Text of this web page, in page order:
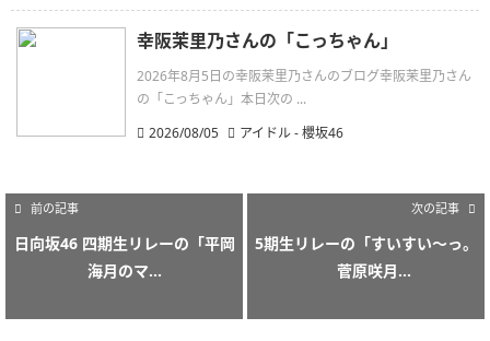
幸阪茉里乃さんの「こっちゃん」
2026年8月5日の幸阪茉里乃さんのブログ幸阪茉里乃さん
の「こっちゃん」本日次の ...
2026/08/05
アイドル - 櫻坂46
前の記事
日向坂46 四期生リレーの「平岡
海月のマ...
次の記事
5期生リレーの「すいすい〜っ。
菅原咲月...